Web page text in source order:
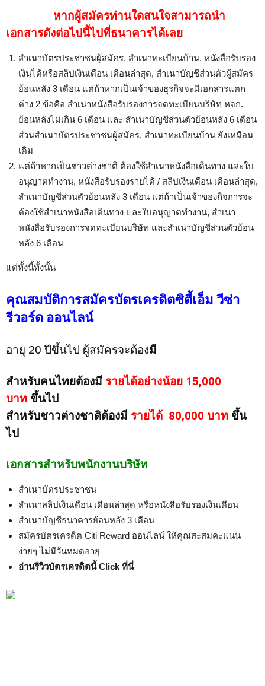
หากผู้สมัครท่านใดสนใจสามารถนำ
เอกสารดังต่อไปนี้ไปที่ธนาคารได้เลย
สำเนาบัตรประชาชนผู้สมัคร, สำเนาทะเบียนบ้าน, หนังสือรับรอง
เงินได้หรือสลิปเงินเดือน เดือนล่าสุด, สำเนาบัญชีส่วนตัวผู้สมัคร
ย้อนหลัง 3 เดือน แต่ถ้าหากเป็นเจ้าของธุรกิจจะมีเอกสารแตก
ต่าง 2 ข้อคือ สำเนาหนังสือรับรองการจดทะเบียนบริษัท หจก.
ย้อนหลังไม่เกิน 6 เดือน และ สำเนาบัญชีส่วนตัวย้อนหลัง 6 เดือน
ส่วนสำเนาบัตรประชาชนผู้สมัคร, สำเนาทะเบียนบ้าน ยังเหมือน
เดิม
แต่ถ้าหากเป็นชาวต่างชาติ ต้องใช้สำเนาหนังสือเดินทาง และใบ
อนุญาตทำงาน, หนังสือรับรองรายได้ / สลิปเงินเดือน เดือนล่าสุด,
สำเนาบัญชีส่วนตัวย้อนหลัง 3 เดือน แต่ถ้าเป็นเจ้าของกิจการจะ
ต้องใช้สำเนาหนังสือเดินทาง และใบอนุญาตทำงาน, สำเนา
หนังสือรับรองการจดทะเบียนบริษัท และสำเนาบัญชีส่วนตัวย้อน
หลัง 6 เดือน
แต่ทั้งนี้ทั้งนั้น
คุณสมบัติการสมัครบัตรเครดิตซิตี้เอ็ม วีซ่า
รีวอร์ด ออนไลน์
อายุ 20 ปีขึ้นไป ผู้สมัครจะต้องมี
สำหรับคนไทยต้องมี รายได้อย่างน้อย 15,000
บาท ขึ้นไป
สำหรับชาวต่างชาติต้องมี รายได้ 80,000 บาท ขึ้น
ไป
เอกสารสำหรับพนักงานบริษัท
สำเนาบัตรประชาชน
สำเนาสลิปเงินเดือน เดือนล่าสุด หรือหนังสือรับรองเงินเดือน
สำเนาบัญชีธนาคารย้อนหลัง 3 เดือน
สมัครบัตรเครดิต Citi Reward ออนไลน์ ให้คุณสะสมคะแนน
ง่ายๆ ไม่มีวันหมดอายุ
อ่านรีวิวบัตรเครดิตนี้ Click ที่นี่